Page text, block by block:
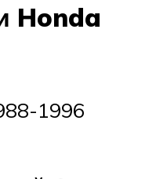
Honda
1996